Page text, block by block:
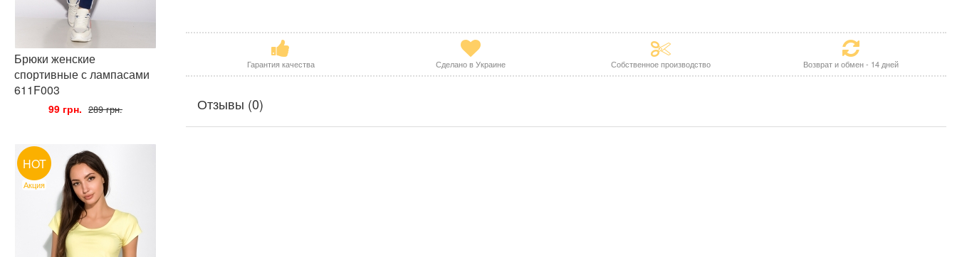
Брюки женские
спортивные с лампасами
611F003
99 грн. 289 грн.
HOT
Акция
Гарантия качества Сделано в Украине Собственное производство Возврат и обмен - 14 дней
Отзывы (0)